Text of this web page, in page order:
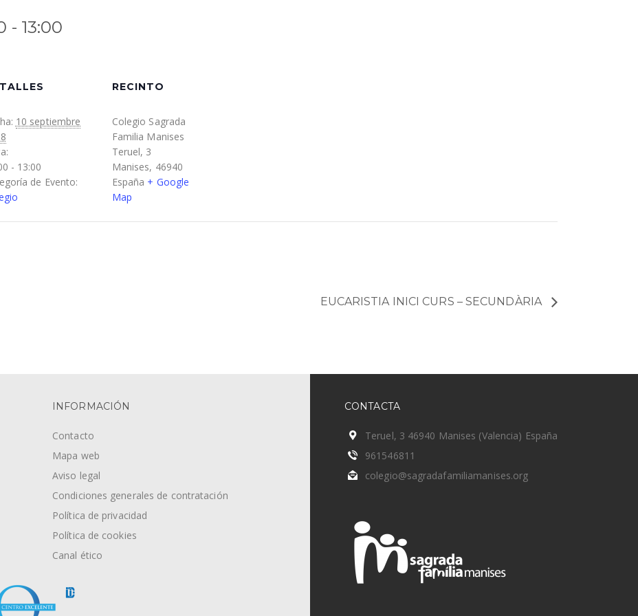
- 13:00
10 septiembre
- 13:00
de Evento:
RECINTO
Colegio Sagrada
Familia Manises
Teruel, 3
Manises, 46940
España + Google
Map
EUCARISTIA INICI CURS – SECUNDÀRIA
INFORMACIÓN
Contacto
Mapa web
Aviso legal
Condiciones generales de contratación
Política de privacidad
Política de cookies
Canal ético
CONTACTA
Teruel, 3 46940 Manises (Valencia) España
961546811
colegio@sagradafamiliamanises.org